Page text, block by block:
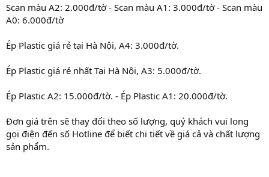
Scan màu A2: 2.000đ/tờ - Scan màu A1: 3.000đ/tờ - Scan màu
A0: 6.000đ/tờ
Ép Plastic giá rẻ tại Hà Nội, A4: 3.000đ/tờ.
Ép Plastic giá rẻ nhất Tại Hà Nội, A3: 5.000đ/tờ.
Ép Plastic A2: 15.000đ/tờ. - Ép Plastic A1: 20.000đ/tờ.
Đơn giá trên sẽ thay đổi theo số lượng, quý khách vui long
gọi điện đến số Hotline để biết chi tiết về giá cả và chất lượng
sản phẩm.